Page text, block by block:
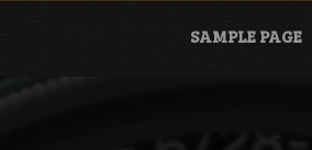
SAMPLE PAGE